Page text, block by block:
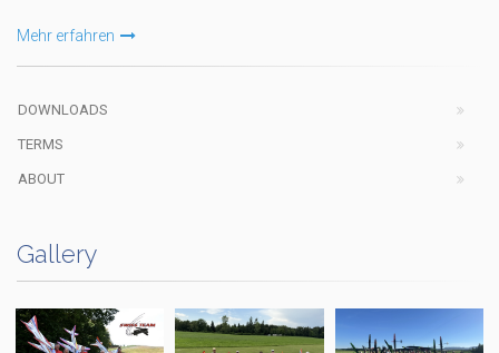
Mehr erfahren
DOWNLOADS
TERMS
ABOUT
Gallery